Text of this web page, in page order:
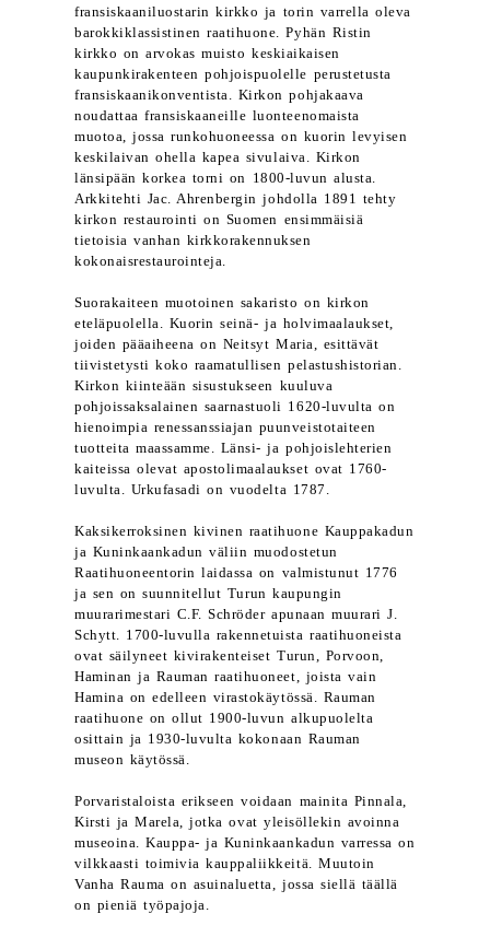
fransiskaaniluostarin kirkko ja torin varrella oleva
barokkiklassistinen raatihuone. Pyhän Ristin
kirkko on arvokas muisto keskiaikaisen
kaupunkirakenteen pohjoispuolelle perustetusta
fransiskaanikonventista. Kirkon pohjakaava
noudattaa fransiskaaneille luonteenomaista
muotoa, jossa runkohuoneessa on kuorin levyisen
keskilaivan ohella kapea sivulaiva. Kirkon
länsipään korkea torni on 1800-luvun alusta.
Arkkitehti Jac. Ahrenbergin johdolla 1891 tehty
kirkon restaurointi on Suomen ensimmäisiä
tietoisia vanhan kirkkorakennuksen
kokonaisrestaurointeja.
Suorakaiteen muotoinen sakaristo on kirkon
eteläpuolella. Kuorin seinä- ja holvimaalaukset,
joiden pääaiheena on Neitsyt Maria, esittävät
tiivistetysti koko raamatullisen pelastushistorian.
Kirkon kiinteään sisustukseen kuuluva
pohjoissaksalainen saarnastuoli 1620-luvulta on
hienoimpia renessanssiajan puunveistotaiteen
tuotteita maassamme. Länsi- ja pohjoislehterien
kaiteissa olevat apostolimaalaukset ovat 1760-
luvulta. Urkufasadi on vuodelta 1787.
Kaksikerroksinen kivinen raatihuone Kauppakadun
ja Kuninkaankadun väliin muodostetun
Raatihuoneentorin laidassa on valmistunut 1776
ja sen on suunnitellut Turun kaupungin
muurarimestari C.F. Schröder apunaan muurari J.
Schytt. 1700-luvulla rakennetuista raatihuoneista
ovat säilyneet kivirakenteiset Turun, Porvoon,
Haminan ja Rauman raatihuoneet, joista vain
Hamina on edelleen virastokäytössä. Rauman
raatihuone on ollut 1900-luvun alkupuolelta
osittain ja 1930-luvulta kokonaan Rauman
museon käytössä.
Porvaristaloista erikseen voidaan mainita Pinnala,
Kirsti ja Marela, jotka ovat yleisöllekin avoinna
museoina. Kauppa- ja Kuninkaankadun varressa on
vilkkaasti toimivia kauppaliikkeitä. Muutoin
Vanha Rauma on asuinaluetta, jossa siellä täällä
on pieniä työpajoja.